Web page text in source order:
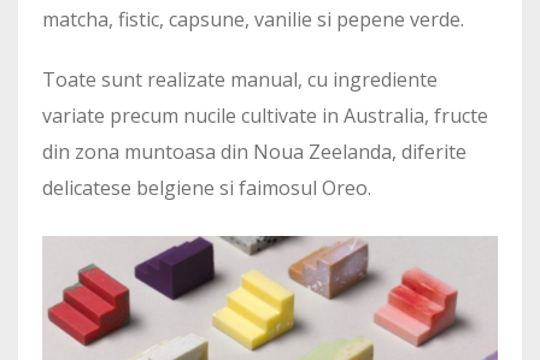
matcha, fistic, capsune, vanilie si pepene verde.
Toate sunt realizate manual, cu ingrediente
variate precum nucile cultivate in Australia, fructe
din zona muntoasa din Noua Zeelanda, diferite
delicatese belgiene si faimosul Oreo.